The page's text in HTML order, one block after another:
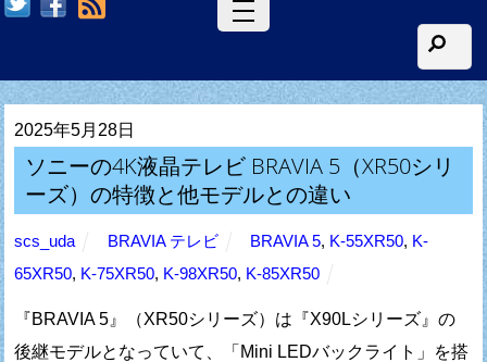
2025年5月28日
ソニーの4K液晶テレビ BRAVIA 5（XR50シリ
ーズ）の特徴と他モデルとの違い
scs_uda BRAVIA テレビ BRAVIA 5, K-55XR50, K-
65XR50, K-75XR50, K-98XR50, K-85XR50
『BRAVIA 5』（XR50シリーズ）は『X90Lシリーズ』の
後継モデルとなっていて、
「Mini LEDバックライト」を搭